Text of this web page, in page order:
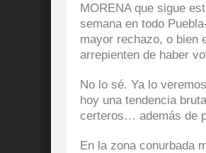
MORENA que sigue
semana en todo
mayor rechazo, o bien
arrepienten de haber
No lo sé. Ya lo
hoy una tendencia
certeros… además de
En la zona conurbada